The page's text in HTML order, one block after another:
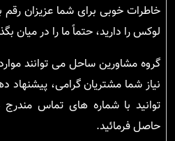
خاطرات خوبی برای شما عزیزان رقم
لوکس را دارید، حتماً ما را در میان
گروه مشاورین ساحل می توانند
نیاز شما مشتریان گرامی، پیشنهاد
توانید با شماره های تماس
حاصل فرمائید.